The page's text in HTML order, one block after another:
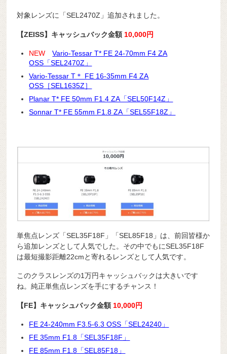
対象レンズに「SEL2470Z」追加されました。
【ZEISS】キャッシュバック金額 10,000円
NEWVario-Tessar T* FE 24-70mm F4 ZA
OSS「SEL2470Z」
Vario-Tessar T＊ FE 16-35mm F4 ZA
OSS［SEL1635Z］
Planar T* FE 50mm F1.4 ZA「SEL50F14Z」
Sonnar T* FE 55mm F1.8 ZA「SEL55F18Z」
単焦点レンズ「SEL35F18F」「SEL85F18」は、前回皆様か
ら追加レンズとして人気でした。その中でもにSEL35F18F
は最短撮影距離22cmと寄れるレンズとして人気です。
このクラスレンズの1万円キャッシュバックは大きいです
ね。純正単焦点レンズを手にするチャンス！
【FE】キャッシュバック金額10,000円
FE 24-240mm F3.5-6.3 OSS「SEL24240」
FE 35mm F1.8「SEL35F18F」
FE 85mm F1.8「SEL85F18」